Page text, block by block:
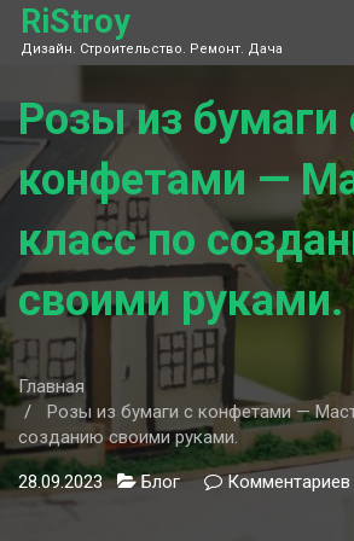
Skip
content
RiStroy
Дизайн. Строительство. Ремонт. Дача
Розы из бумаги
конфетами —
класс по
своими руками.
Главная
Розы из бумаги с конфетами —
созданию своими руками.
28.09.2023 Блог Комментариев